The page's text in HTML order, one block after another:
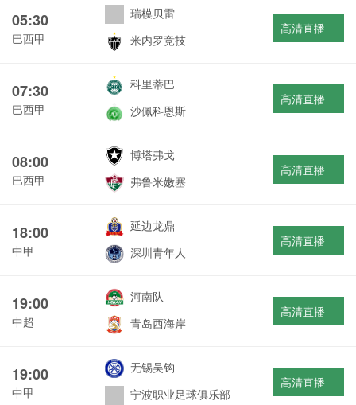
05:30
巴西甲
瑞模贝雷
米内罗竞技
高清直播
07:30
巴西甲
科里蒂巴
沙佩科恩斯
高清直播
08:00
巴西甲
博塔弗戈
弗鲁米嫩塞
高清直播
18:00
中甲
延边龙鼎
深圳青年人
高清直播
19:00
中超
河南队
青岛西海岸
高清直播
19:00
中甲
无锡吴钩
宁波职业足球俱乐部
高清直播